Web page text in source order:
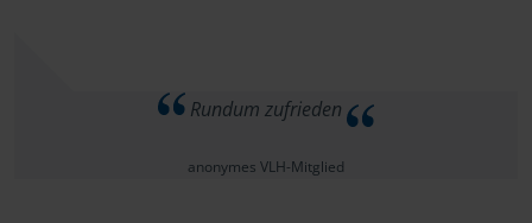
Rundum zufrieden
anonymes VLH-Mitglied